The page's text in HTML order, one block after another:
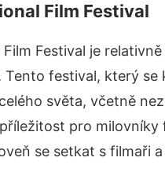
Film Festival
Festival je
Tento festival, který
světa, včetně
pro
se setkat s filmaři